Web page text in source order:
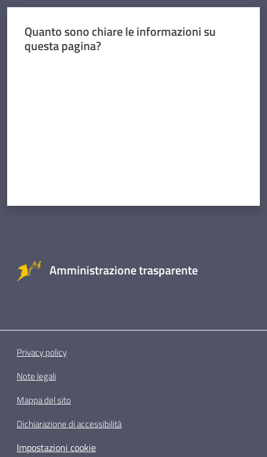
Quanto sono chiare le informazioni su
questa pagina?
Amministrazione trasparente
Privacy policy
Note legali
Mappa del sito
Dichiarazione di accessibilità
Impostazioni cookie